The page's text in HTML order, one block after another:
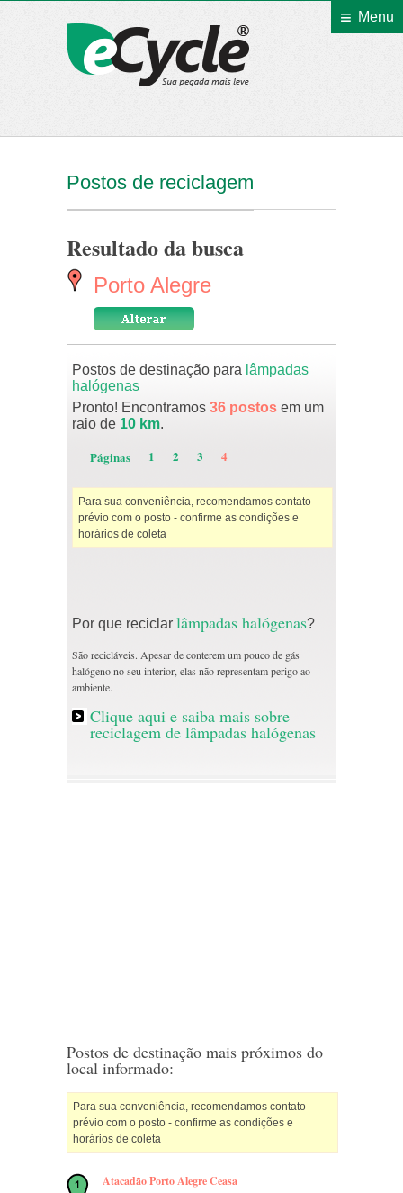
Menu
Postos de reciclagem
Resultado da busca
Porto Alegre
Postos de destinação para lâmpadas
halógenas
Pronto! Encontramos 36 postos em um
raio de 10 km.
Páginas 1 2 3 4
Para sua conveniência, recomendamos contato
prévio com o posto - confirme as condições e
horários de coleta
Por que reciclar lâmpadas halógenas?
São recicláveis. Apesar de conterem um pouco de gás
halógeno no seu interior, elas não representam perigo ao
ambiente.
Clique aqui e saiba mais sobre
reciclagem de lâmpadas halógenas
Postos de destinação mais próximos do
local informado:
Para sua conveniência, recomendamos contato
prévio com o posto - confirme as condições e
horários de coleta
Atacadão Porto Alegre Ceasa